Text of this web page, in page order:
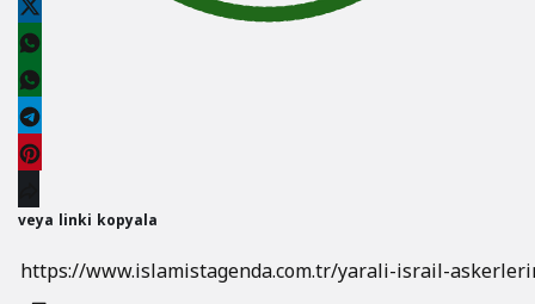
veya linki kopyala